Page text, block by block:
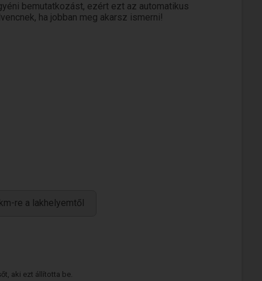
bemutatkozást, ezért ezt az automatikus
ha jobban meg akarsz ismerni!
re a lakhelyemtől
aki ezt állította be.